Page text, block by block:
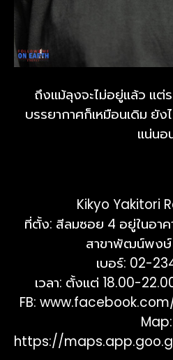
ถึงแม้ลุงจะไม่อยู่แล้ว แต่
บรรยากาศก็เหมือนเดิม ยัง
แน่นอ
Kikyo Yakitori
ที่ตั้ง: สีลมซอย 4 อยู่ในอา
สาขาพัฒน์พงษ์
เบอร์: 02-
เวลา: ตั้งแต่ 18.00-
FB:
Map:
https://